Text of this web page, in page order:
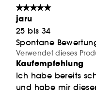
jaru
25 bis 34
Spontane
Verwendet dieses
Kaufempfehlung
Ich habe bereits
und habe mir